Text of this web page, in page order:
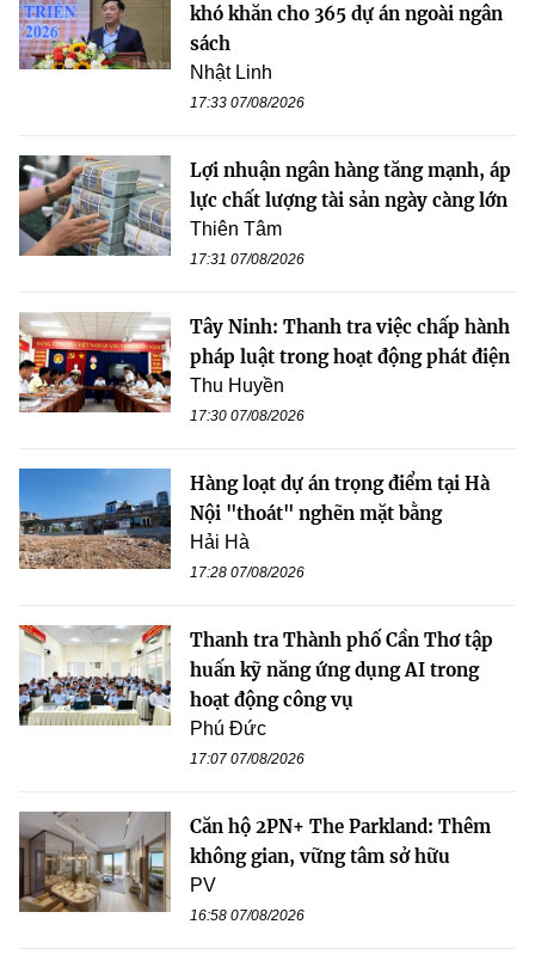
khó khăn cho 365 dự án ngoài ngân
sách
Nhật Linh
17:33 07/08/2026
Lợi nhuận ngân hàng tăng mạnh, áp
lực chất lượng tài sản ngày càng lớn
Thiên Tâm
17:31 07/08/2026
Tây Ninh: Thanh tra việc chấp hành
pháp luật trong hoạt động phát điện
Thu Huyền
17:30 07/08/2026
Hàng loạt dự án trọng điểm tại Hà
Nội "thoát" nghẽn mặt bằng
Hải Hà
17:28 07/08/2026
Thanh tra Thành phố Cần Thơ tập
huấn kỹ năng ứng dụng AI trong
hoạt động công vụ
Phú Đức
17:07 07/08/2026
Căn hộ 2PN+ The Parkland: Thêm
không gian, vững tâm sở hữu
PV
16:58 07/08/2026